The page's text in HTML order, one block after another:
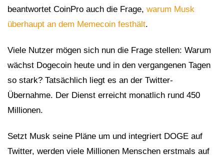
beantwortet CoinPro auch die Frage, warum Musk
überhaupt an dem Memecoin festhält.
Viele Nutzer mögen sich nun die Frage stellen: Warum
wächst Dogecoin heute und in den vergangenen Tagen
so stark? Tatsächlich liegt es an der Twitter-
Übernahme. Der Dienst erreicht monatlich rund 450
Millionen.
Setzt Musk seine Pläne um und integriert DOGE auf
Twitter, werden viele Millionen Menschen erstmals auf